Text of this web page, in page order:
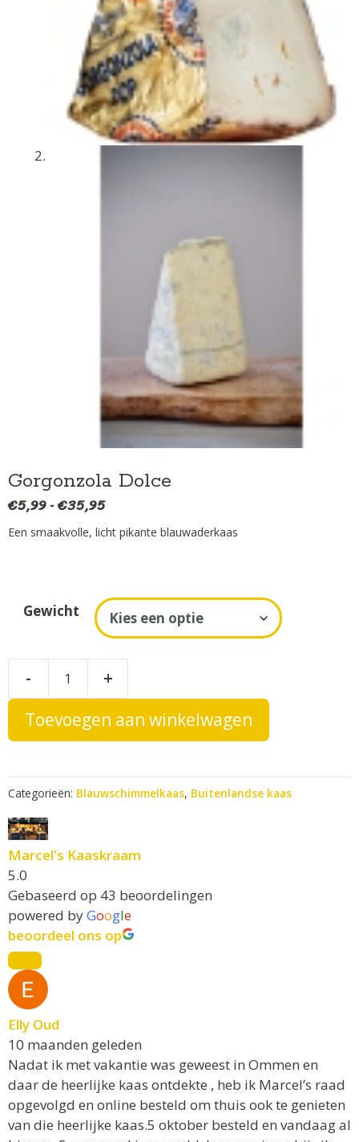
Gorgonzola Dolce
€5,99 - €35,95Prijsklasse:
€5,99
tot
Een smaakvolle, licht pikante blauwaderkaas
Gewicht
-
Gorgonzola
Dolce
aantal
+
Toevoegen aan winkelwagen
e
n
t
v
e
:
Categorieën: Blauwschimmelkaas, Buitenlandse kaas
Marcel's Kaaskraam
5.0
Gebaseerd op 43 beoordelingen
powered byGoogle
beoordeel ons op
Elly Oud
10 maanden geleden
Nadat ik met vakantie was geweest in Ommen en
daar de heerlijke kaas ontdekte , heb ik Marcel’s raad
opgevolgd en online besteld om thuis ook te genieten
van die heerlijke kaas.5 oktober besteld en vandaag al